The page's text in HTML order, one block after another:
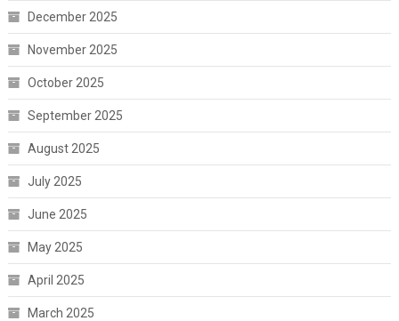
December 2025
November 2025
October 2025
September 2025
August 2025
July 2025
June 2025
May 2025
April 2025
March 2025